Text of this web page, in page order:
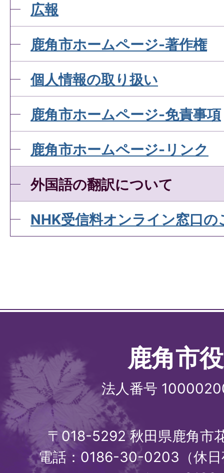
広報
鹿角市ホームページ-著作権
個人情報の取り扱い
鹿角市ホームページ-免責事項
鹿角市ホームページ-リンク
外国語の翻訳について
NHK受信料オンライン窓口の
鹿角市
法人番号
〒018-5292 秋田県鹿角市
電話：0186-30-0203（休